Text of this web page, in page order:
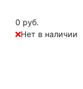
0 руб.
Нет в наличии